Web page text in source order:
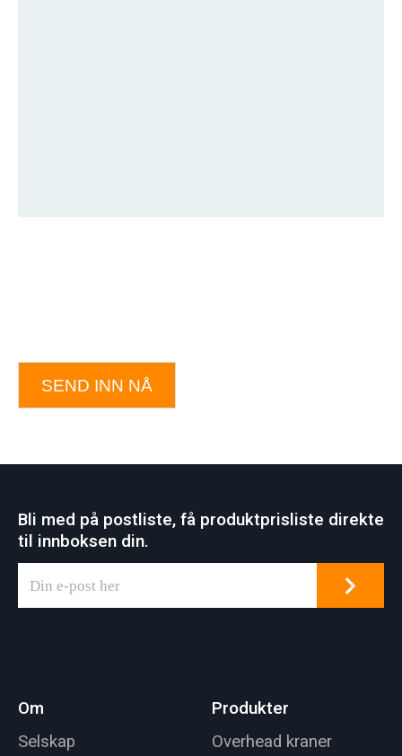
SEND INN NÅ
Bli med på postliste, få produktprisliste direkte
til innboksen din.
Om
Selskap
Produkter
Overhead kraner